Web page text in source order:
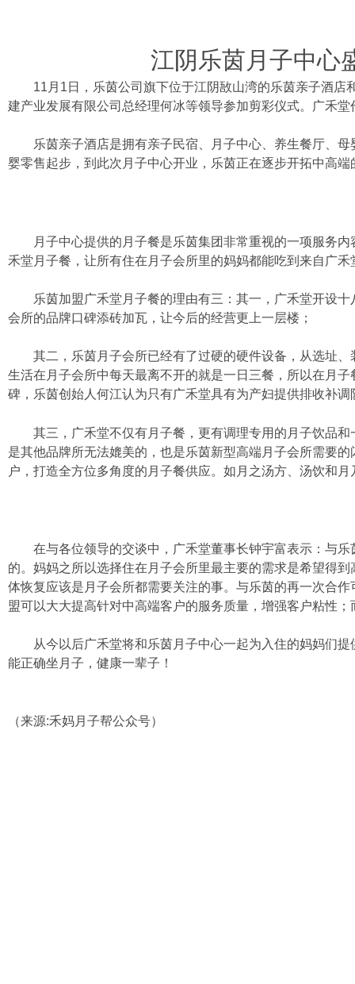
江阴乐茵月子中心
11月1日，乐茵公司旗下位于江阴敔山湾的乐茵亲子酒店
建产业发展有限公司总经理何冰等领导参加剪彩仪式。广禾
乐茵亲子酒店是拥有亲子民宿、月子中心、养生餐厅、母
婴零售起步，到此次月子中心开业，乐茵正在逐步开拓中高
月子中心提供的月子餐是乐茵集团非常重视的一项服务内
禾堂月子餐，让所有住在月子会所里的妈妈都能吃到来自广
乐茵加盟广禾堂月子餐的理由有三：其一，广禾堂开设十
会所的品牌口碑添砖加瓦，让今后的经营更上一层楼；
其二，乐茵月子会所已经有了过硬的硬件设备，从选址、
生活在月子会所中每天最离不开的就是一日三餐，所以在月
碑，乐茵创始人何江认为只有广禾堂具有为产妇提供排收补
其三，广禾堂不仅有月子餐，更有调理专用的月子饮品和
是其他品牌所无法媲美的，也是乐茵新型高端月子会所需要
户，打造全方位多角度的月子餐供应。如月之汤方、汤饮和
在与各位领导的交谈中，广禾堂董事长钟宇富表示：与乐
的。妈妈之所以选择住在月子会所里最主要的需求是希望得
体恢复应该是月子会所都需要关注的事。与乐茵的再一次合
盟可以大大提高针对中高端客户的服务质量，增强客户粘性
从今以后广禾堂将和乐茵月子中心一起为入住的妈妈们提
能正确坐月子，健康一辈子！
（来源:禾妈月子帮公众号）